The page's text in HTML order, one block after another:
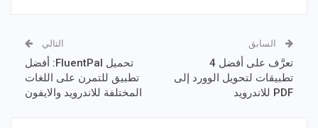
السابق
تعرَّف على أفضل 4
تطبيقات لتحويل الوورد إلى
PDF للاندرويد
التالي
تحميل FluentPal: أفضل
تطبيق للتمرن على اللغات
المختلفة للاندرويد والايفون